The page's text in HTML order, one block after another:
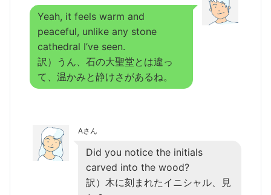
Yeah, it feels warm and
peaceful, unlike any stone
cathedral I’ve seen.
訳）うん、石の大聖堂とは違っ
て、温かみと静けさがあるね。
Aさん
Did you notice the initials
carved into the wood?
訳）木に刻まれたイニシャル、見